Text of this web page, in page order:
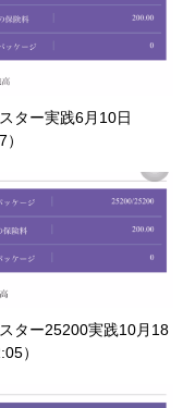
ター実践6月10日
）
ター25200実践10月18
）